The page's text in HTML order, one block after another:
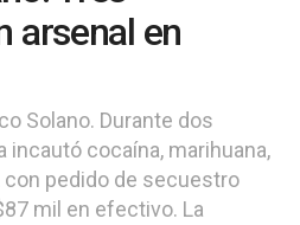
arsenal en
Solano. Durante dos
incautó cocaína, marihuana,
con pedido de secuestro
mil en efectivo. La